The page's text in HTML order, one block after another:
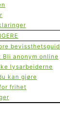
Bli anonym online
lysarbeiderne
kan gjøre
frihet